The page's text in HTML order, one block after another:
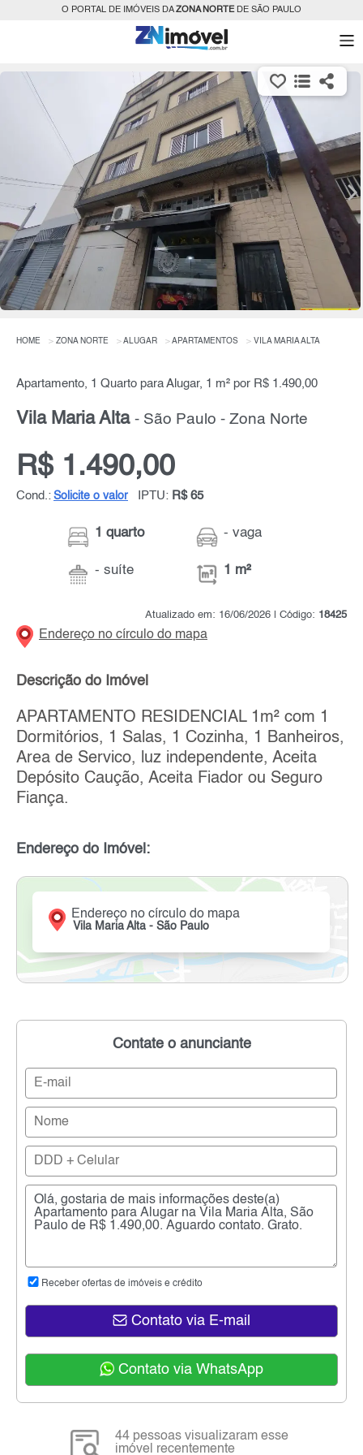
O PORTAL DE IMÓVEIS DAZONA NORTEDE SÃO PAULO
HOME ZONA NORTE ALUGAR APARTAMENTOS VILA MARIA ALTA
Apartamento, 1 Quarto para Alugar, 1 m² por R$ 1.490,00
Vila Maria Alta - São Paulo - Zona Norte
R$ 1.490,00
Cond.: Solicite o valor IPTU: R$ 65
1 quarto
- suíte
- vaga
1 m²
Atualizado em: 16/06/2026 | Código: 18425
Endereço no círculo do mapa
Descrição do Imóvel
APARTAMENTO RESIDENCIAL 1m² com 1
Dormitórios, 1 Salas, 1 Cozinha, 1 Banheiros,
Area de Servico, luz independente, Aceita
Depósito Caução, Aceita Fiador ou Seguro
Fiança.
Endereço do Imóvel:
Endereço no círculo do mapa
Vila Maria Alta - São Paulo
Contate o anunciante
Receber ofertas de imóveis e crédito
Contato via E-mail
Contato via WhatsApp
44 pessoas visualizaram esse
imóvel recentemente